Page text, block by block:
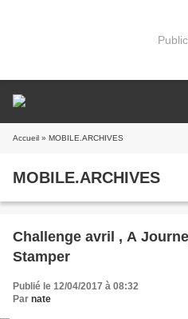
Accueil » MOBILE.ARCHIVES
MOBILE.ARCHIVES
Challenge avril , A Journey
Stamper
Publié le 12/04/2017 à 08:32
Par nate